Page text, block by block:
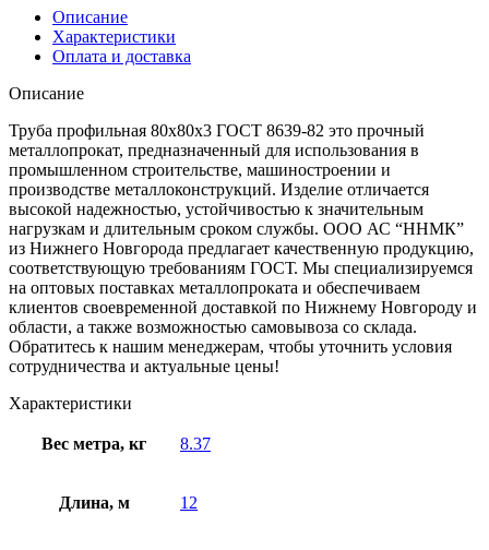
Описание
Характеристики
Оплата и доставка
Описание
Труба профильная 80х80х3 ГОСТ 8639-82 это прочный
металлопрокат, предназначенный для использования в
промышленном строительстве, машиностроении и
производстве металлоконструкций. Изделие отличается
высокой надежностью, устойчивостью к значительным
нагрузкам и длительным сроком службы. ООО АС “ННМК”
из Нижнего Новгорода предлагает качественную продукцию,
соответствующую требованиям ГОСТ. Мы специализируемся
на оптовых поставках металлопроката и обеспечиваем
клиентов своевременной доставкой по Нижнему Новгороду и
области, а также возможностью самовывоза со склада.
Обратитесь к нашим менеджерам, чтобы уточнить условия
сотрудничества и актуальные цены!
Характеристики
Вес метра, кг 8.37
Длина, м 12